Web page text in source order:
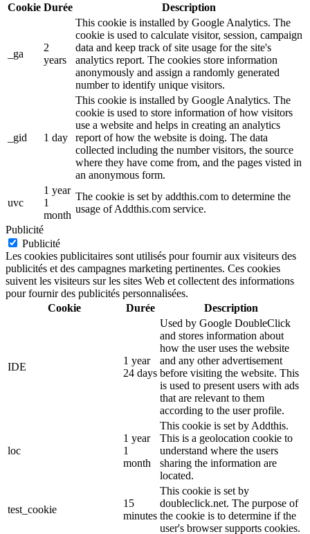
Cookie Durée Description
_ga
2
years
This cookie is installed by Google Analytics. The
cookie is used to calculate visitor, session, campaign
data and keep track of site usage for the site's
analytics report. The cookies store information
anonymously and assign a randomly generated
number to identify unique visitors.
_gid 1 day
This cookie is installed by Google Analytics. The
cookie is used to store information of how visitors
use a website and helps in creating an analytics
report of how the website is doing. The data
collected including the number visitors, the source
where they have come from, and the pages visted in
an anonymous form.
uvc
1 year
1
month
The cookie is set by addthis.com to determine the
usage of Addthis.com service.
Publicité
Publicité
Les cookies publicitaires sont utilisés pour fournir aux visiteurs des
publicités et des campagnes marketing pertinentes. Ces cookies
suivent les visiteurs sur les sites Web et collectent des informations
pour fournir des publicités personnalisées.
Cookie
Durée Description
IDE
1 year
24 days
Used by Google DoubleClick
and stores information about
how the user uses the website
and any other advertisement
before visiting the website. This
is used to present users with ads
that are relevant to them
according to the user profile.
loc
1 year
1
month
This cookie is set by Addthis.
This is a geolocation cookie to
understand where the users
sharing the information are
located.
test_cookie
15
minutes
This cookie is set by
doubleclick.net. The purpose of
the cookie is to determine if the
user's browser supports cookies.